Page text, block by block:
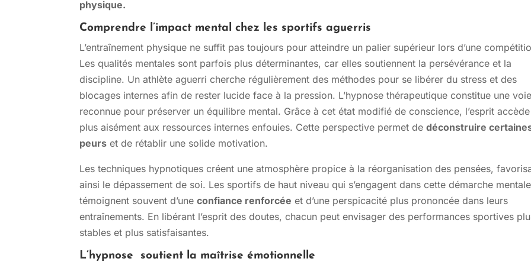
physique.
Comprendre l’impact mental chez les sportifs aguerris
L’entraînement physique ne suffit pas toujours pour atteindre un palier supérieur lors d’une
Les qualités mentales sont parfois plus déterminantes, car elles soutiennent la persévérance et la
discipline. Un athlète aguerri cherche régulièrement des méthodes pour se libérer du stress et des
blocages internes afin de rester lucide face à la pression. L’hypnose thérapeutique constitue une voie
reconnue pour préserver un équilibre mental. Grâce à cet état modifié de conscience, l’esprit accède
plus aisément aux ressources internes enfouies. Cette perspective permet dedéconstruire
peurs et de rétablir une solide motivation.
Les techniques hypnotiques créent une atmosphère propice à la réorganisation des pensées,
ainsi le dépassement de soi. Les sportifs de haut niveau qui s’engagent dans cette démarche mentale
témoignent souvent d’uneconfiance renforcée et d’une perspicacité plus prononcée dans leurs
entraînements. En libérant l’esprit des doutes, chacun peut envisager des performances sportives
stables et plus satisfaisantes.
L’hypnose soutient la maîtrise émotionnelle